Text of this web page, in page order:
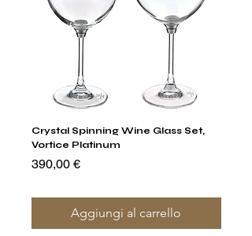
Crystal Spinning Wine Glass Set,
Vortice Platinum
Prezzo
390,00 €
Aggiungi al carrello